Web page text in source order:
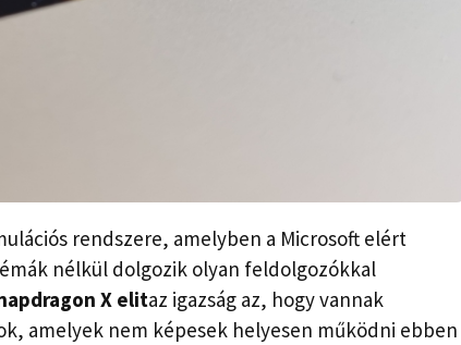
rendszere, amelyben a Microsoft elért
nélkül dolgozik olyan feldolgozókkal
X elitaz igazság az, hogy vannak
amelyek nem képesek helyesen működni ebben